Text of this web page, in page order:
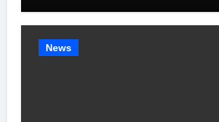
News